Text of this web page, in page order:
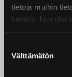
tietoja muihin
kerätty, kun olet
valinta
Välttämätön